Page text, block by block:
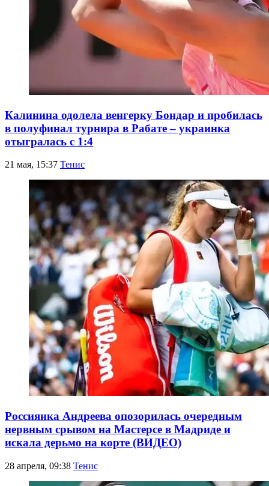
Калинина одолела венгерку Бондар и пробилась
в полуфинал турнира в Рабате – украинка
отыгралась с 1:4
21 мая, 15:37 Тенис
Россиянка Андреева опозорилась очередным
нервным срывом на Мастерсе в Мадриде и
искала дерьмо на корте (ВИДЕО)
28 апреля, 09:38 Тенис